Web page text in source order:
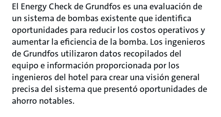
El Energy Check de Grundfos es una evaluación de
un sistema de bombas existente que identifica
oportunidades para reducir los costos operativos y
aumentar la eficiencia de la bomba. Los ingenieros
de Grundfos utilizaron datos recopilados del
equipo e información proporcionada por los
ingenieros del hotel para crear una visión general
precisa del sistema que presentó oportunidades de
ahorro notables.